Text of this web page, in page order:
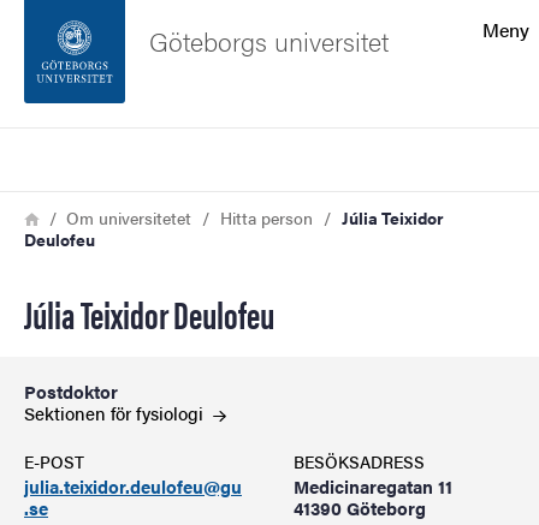
Sidfoten
Om webbplatsen
Meny
Göteborgs universitet
Länkstig
HemOm universitetet Hitta person
Júlia Teixidor
Deulofeu
Júlia Teixidor Deulofeu
Postdoktor
Sektionen förfysiologi
E-POST
julia.teixidor.deulofeu@gu
.se
BESÖKSADRESS
Medicinaregatan 11
41390 Göteborg